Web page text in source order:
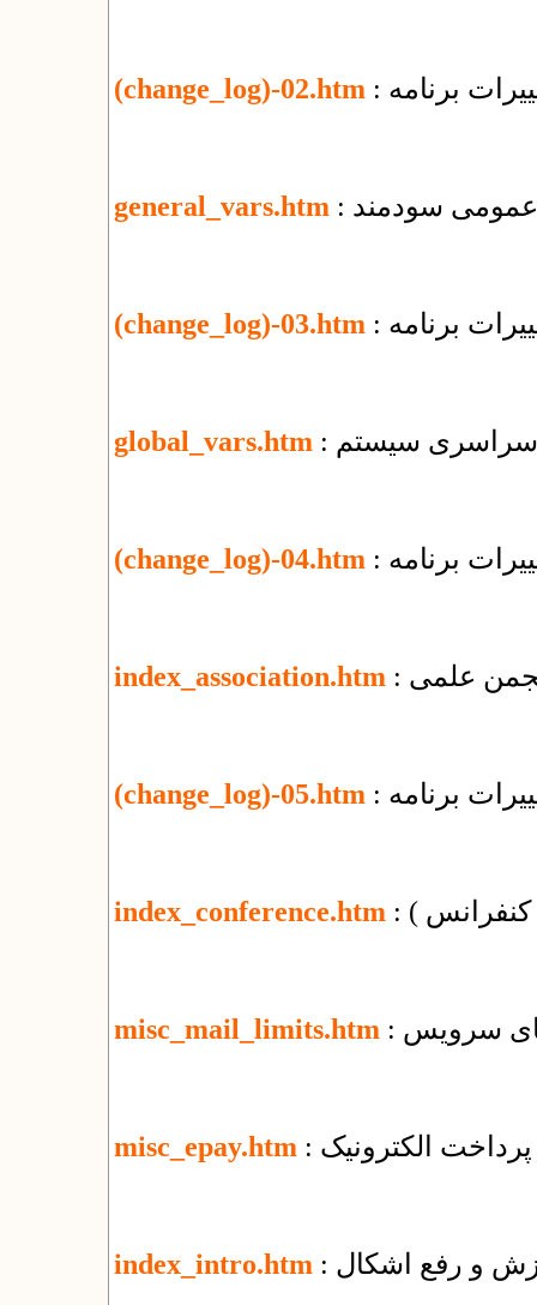
(change_log)-02.htm برنامه
general_vars.htm عمومی سودمند
(change_log)-03.htm برنامه
global_vars.htm سراسری سیستم
(change_log)-04.htm برنامه
index_association.htm علمی
(change_log)-05.htm برنامه
index_conference.htm کنفرانس )
misc_mail_limits.htm
misc_epay.htm الکترونیک
index_intro.htm و رفع اشکال